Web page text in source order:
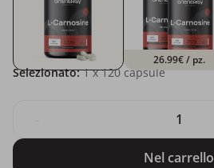
26.99€/ pz.
Selezionato: 1x 120 capsule
Nel carrello